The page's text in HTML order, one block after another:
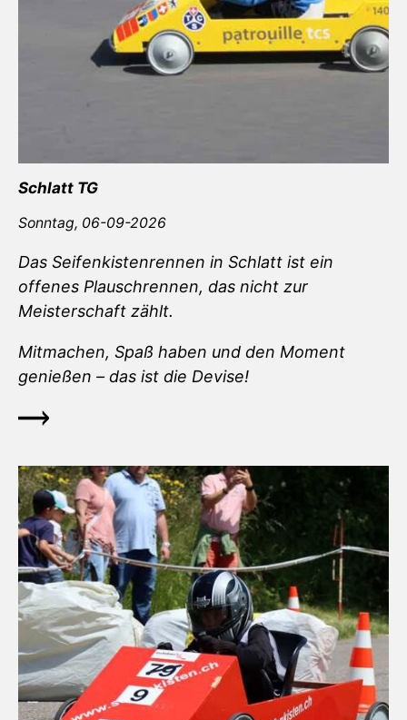
Schlatt TG
Sonntag, 06-09-2026
Das Seifenkistenrennen in Schlatt ist ein
offenes Plauschrennen, das nicht zur
Meisterschaft zählt.
Mitmachen, Spaß haben und den Moment
genießen – das ist die Devise!